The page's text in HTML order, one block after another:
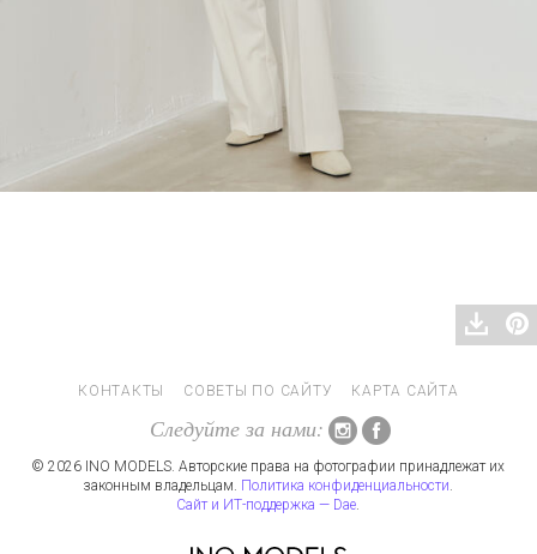
КОНТАКТЫ СОВЕТЫ ПО САЙТУ КАРТА САЙТА
Следуйте за нами:
© 2026 INO MODELS. Авторские права на фотографии принадлежат их
законным владельцам. Политика конфиденциальности.
Сайт и ИТ-поддержка — Dae.